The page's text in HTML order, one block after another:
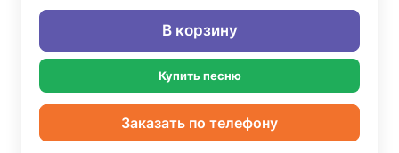
В корзину
Купить песню
Заказать по телефону